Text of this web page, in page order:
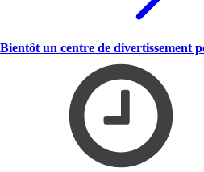
Bientôt un centre de divertissement